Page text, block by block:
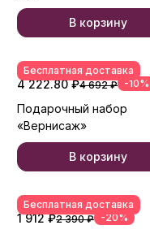
В корзину
Бесплатная доставка
4 222.80 ₽4 692 ₽ -10%
Подарочный набор
«Вернисаж»
В корзину
Бесплатная доставка
1 912 ₽2 390 ₽ -20%